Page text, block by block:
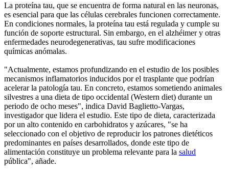
La proteína tau, que se encuentra de forma natural en las neuronas,
es esencial para que las células cerebrales funcionen correctamente.
En condiciones normales, la proteína tau está regulada y cumple su
función de soporte estructural. Sin embargo, en el alzhéimer y otras
enfermedades neurodegenerativas, tau sufre modificaciones
químicas anómalas.
"Actualmente, estamos profundizando en el estudio de los posibles
mecanismos inflamatorios inducidos por el trasplante que podrían
acelerar la patología tau. En concreto, estamos sometiendo animales
silvestres a una dieta de tipo occidental (Western diet) durante un
periodo de ocho meses", indica David Baglietto-Vargas,
investigador que lidera el estudio. Este tipo de dieta, caracterizada
por un alto contenido en carbohidratos y azúcares, "se ha
seleccionado con el objetivo de reproducir los patrones dietéticos
predominantes en países desarrollados, donde este tipo de
alimentación constituye un problema relevante para la salud
pública", añade.